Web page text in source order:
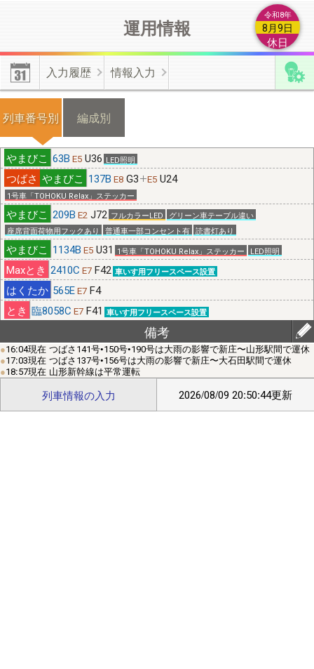
によるもの等の類は付加情報とは認められませんので登録しない
【編成付加情報】
有効･無効化時の不具合修正しました。上書き
更新した情報を無効化した場合は、無効化操作前の情報が有効と
なります。
具合フォームよりご連絡ください。
≪位置情報の有効化≫端末の許可設定とﾌﾞﾗｳｻﾞの許可設定が必
要です。
【端末の設定】(android)｢設定(歯車)｣⇒｢現在地情報｣⇒｢プライ
バシー｣/(iphone)｢設定(歯車)｣⇒｢プライバシー｣⇒｢現在地情報｣
で位置情報を｢ON｣
【ﾌﾞﾗｳｻﾞの設定】(chrome)右上ﾒﾆｭｰ⇒｢設定(歯車)｣⇒｢ｻｲﾄの設
定｣/(safari)左上ﾒﾆｭｰ⇒｢Webｻｲﾄの設定｣⇒｢位置情報｣ で位置情報
を｢許可｣にしてください｡
■2/20頃より中国IPから通常の10倍程度のアクセスがありサイト
運用情報
令和8年
8月9日
休日
入力履歴 情報入力
列車番号別 編成別
63B E5 U36 LED照明
137B E8 G3 E5 U24
1号車「TOHOKU Relax」ステッカー
209B E2 J72 フルカラーLED
グリーン車テーブル違い
座席背面荷物用フックあり
普通車一部コンセント有 読書灯あり
1134B E5 U31 1号車「TOHOKU Relax」ステッカー LED照明
2410C E7 F42 車いす用フリースペース設置
565EE7 F4
臨8058C E7 F41 車いす用フリースペース設置
備考
16:04現在 つばさ141号•150号•190号は大雨の影響で新庄〜山形駅間で運休
17:03現在 つばさ137号•156号は大雨の影響で新庄〜大石田駅間で運休
18:57現在 山形新幹線は平常運転
列車情報の入力 2026/08/09 20:50:44更新